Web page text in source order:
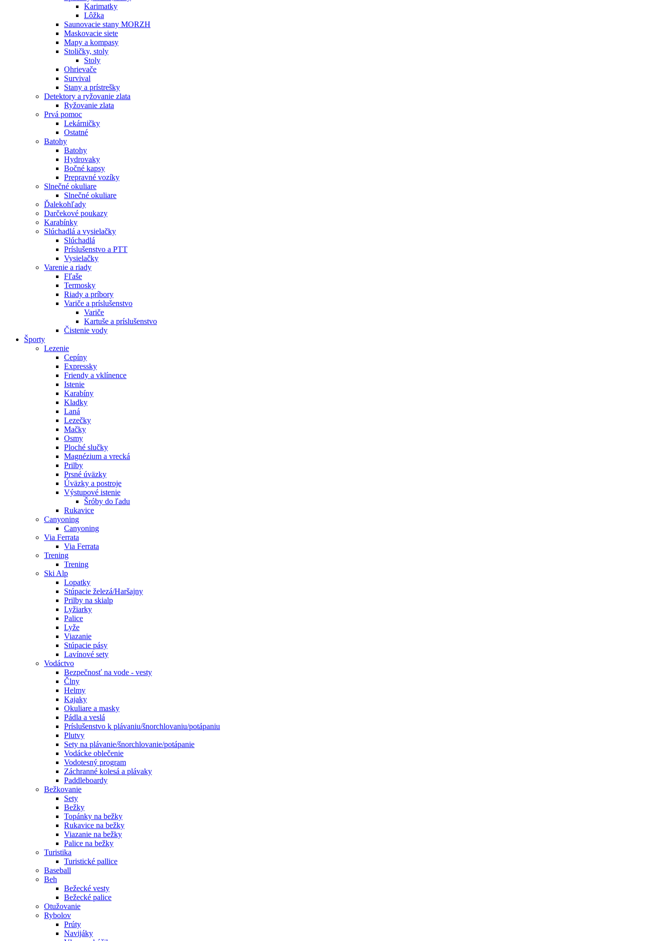
Karimatky
Lôžka
Saunovacie stany MORZH
Maskovacie siete
Mapy a kompasy
Stoličky, stoly
Stoly
Ohrievače
Survival
Stany a prístrešky
Detektory a ryžovanie zlata
Ryžovanie zlata
Prvá pomoc
Lekárničky
Ostatné
Batohy
Batohy
Hydrovaky
Bočné kapsy
Prepravné vozíky
Slnečné okuliare
Slnečné okuliare
Ďalekohľady
Darčekové poukazy
Karabínky
Slúchadlá a vysielačky
Slúchadlá
Príslušenstvo a PTT
Vysielačky
Varenie a riady
Fľaše
Termosky
Riady a príbory
Variče a príslušenstvo
Variče
Kartuše a príslušenstvo
Čistenie vody
Športy
Lezenie
Cepíny
Expressky
Friendy a vklínence
Istenie
Karabíny
Kladky
Laná
Lezečky
Mačky
Osmy
Ploché slučky
Magnézium a vrecká
Prilby
Prsné úväzky
Úväzky a postroje
Výstupové istenie
Šróby do ľadu
Rukavice
Canyoning
Canyoning
Via Ferrata
Via Ferrata
Trening
Trening
Ski Alp
Lopatky
Stúpacie železá/Haršajny
Prilby na skialp
Lyžiarky
Palice
Lyže
Viazanie
Stúpacie pásy
Lavínové sety
Vodáctvo
Bezpečnosť na vode - vesty
Člny
Helmy
Kajaky
Okuliare a masky
Pádla a veslá
Príslušenstvo k plávaniu/šnorchlovaniu/potápaniu
Plutvy
Sety na plávanie/šnorchlovanie/potápanie
Vodácke oblečenie
Vodotesný program
Záchranné kolesá a plávaky
Paddleboardy
Bežkovanie
Sety
Bežky
Topánky na bežky
Rukavice na bežky
Viazanie na bežky
Palice na bežky
Turistika
Turistické pallice
Baseball
Beh
Bežecké vesty
Bežecké palice
Otužovanie
Rybolov
Prúty
Navijáky